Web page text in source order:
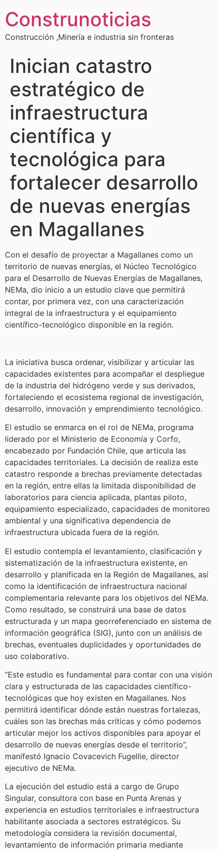
Construnoticias
Construcción ,Minería e industria sin fronteras
Inician catastro
estratégico de
infraestructura
científica y
tecnológica para
fortalecer desarrollo
de nuevas energías
en Magallanes
Con el desafío de proyectar a Magallanes como un
territorio de nuevas energías, el Núcleo Tecnológico
para el Desarrollo de Nuevas Energías de Magallanes,
NEMa, dio inicio a un estudio clave que permitirá
contar, por primera vez, con una caracterización
integral de la infraestructura y el equipamiento
científico-tecnológico disponible en la región.
La iniciativa busca ordenar, visibilizar y articular las
capacidades existentes para acompañar el despliegue
de la industria del hidrógeno verde y sus derivados,
fortaleciendo el ecosistema regional de investigación,
desarrollo, innovación y emprendimiento tecnológico.
El estudio se enmarca en el rol de NEMa, programa
liderado por el Ministerio de Economía y Corfo,
encabezado por Fundación Chile, que articula las
capacidades territoriales. La decisión de realiza este
catastro responde a brechas previamente detectadas
en la región, entre ellas la limitada disponibilidad de
laboratorios para ciencia aplicada, plantas piloto,
equipamiento especializado, capacidades de monitoreo
ambiental y una significativa dependencia de
infraestructura ubicada fuera de la región.
El estudio contempla el levantamiento, clasificación y
sistematización de la infraestructura existente, en
desarrollo y planificada en la Región de Magallanes, así
como la identificación de infraestructura nacional
complementaria relevante para los objetivos del NEMa.
Como resultado, se construirá una base de datos
estructurada y un mapa georreferenciado en sistema de
información geográfica (SIG), junto con un análisis de
brechas, eventuales duplicidades y oportunidades de
uso colaborativo.
“Este estudio es fundamental para contar con una visión
clara y estructurada de las capacidades científico-
tecnológicas que hoy existen en Magallanes. Nos
permitirá identificar dónde están nuestras fortalezas,
cuáles son las brechas más críticas y cómo podemos
articular mejor los activos disponibles para apoyar el
desarrollo de nuevas energías desde el territorio”,
manifestó Ignacio Covacevich Fugellie, director
ejecutivo de NEMa.
La ejecución del estudio está a cargo de Grupo
Singular, consultora con base en Punta Arenas y
experiencia en estudios territoriales e infraestructura
habilitante asociada a sectores estratégicos. Su
metodología considera la revisión documental,
levantamiento de información primaria mediante